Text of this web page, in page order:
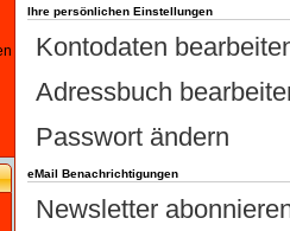
Ihre persönlichen Einstellungen
Kontodaten
Adressbuch
Passwort ändern
eMail Benachrichtigungen
Newsletter